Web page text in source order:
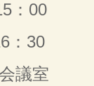
：00
30
議室